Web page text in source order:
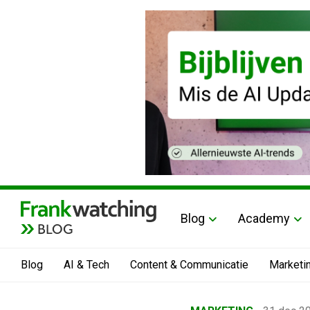
BLOG
Blog Academy
Blog AI & Tech Content & Communicatie